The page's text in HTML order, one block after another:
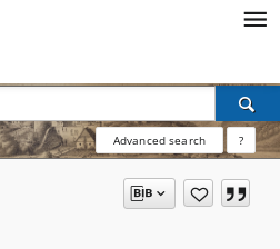
Advanced search ?